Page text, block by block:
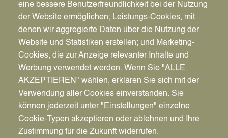
Do., 30.10.2025 - 06:00
Vorlesen
Kampfmittelüberprüfungen:
Verdachtspunkte
Barbarastraße und
Margaretenstraße werden
am 4.11. und am 12.11.
geöffnet
eine bessere Benutzerfreundlichkeit bei der Nutzung
der Website ermöglichen; Leistungs-Cookies, mit
denen wir aggregierte Daten über die Nutzung der
Website und Statistiken erstellen; und Marketing-
Cookies, die zur Anzeige relevanter Inhalte und
Werbung verwendet werden. Wenn Sie "ALLE
AKZEPTIEREN" wählen, erklären Sie sich mit der
Verwendung aller Cookies einverstanden. Sie
können jederzeit unter "Einstellungen" einzelne
Cookie-Typen akzeptieren oder ablehnen und Ihre
Zustimmung für die Zukunft widerrufen.